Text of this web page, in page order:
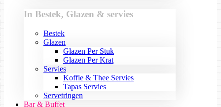
In Bestek, Glazen & servies
Bestek
Glazen
Glazen Per Stuk
Glazen Per Krat
Servies
Koffie & Thee Servies
Tapas Servies
Servetringen
Bar & Buffet